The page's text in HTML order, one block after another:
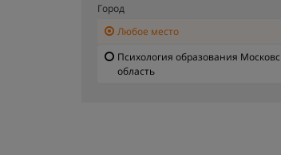
Город
Любое место
Психология образования
область